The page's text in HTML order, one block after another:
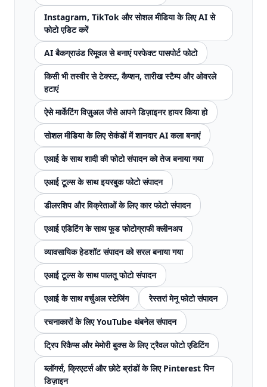
Instagram, TikTok और सोशल मीडिया के लिए AI से
फोटो एडिट करें
AI बैकग्राउंड रिमूवल से बनाएं परफेक्ट पासपोर्ट फोटो
किसी भी तस्वीर से टेक्स्ट, कैप्शन, तारीख स्टैम्प और ओवरले
हटाएं
ऐसे मार्केटिंग विज़ुअल जैसे आपने डिज़ाइनर हायर किया हो
सोशल मीडिया के लिए सेकंडों में शानदार AI कला बनाएं
एआई के साथ शादी की फोटो संपादन को तेज बनाया गया
एआई टूल्स के साथ इयरबुक फोटो संपादन
डीलरशिप और विक्रेताओं के लिए कार फोटो संपादन
एआई एडिटिंग के साथ फूड फोटोग्राफी क्लीनअप
व्यावसायिक हेडशॉट संपादन को सरल बनाया गया
एआई टूल्स के साथ पालतू फोटो संपादन
एआई के साथ वर्चुअल स्टेजिंग रेस्तरां मेनू फोटो संपादन
रचनाकारों के लिए YouTube थंबनेल संपादन
ट्रिप रिकैप्स और मेमोरी बुक्स के लिए ट्रैवल फोटो एडिटिंग
ब्लॉगर्स, क्रिएटर्स और छोटे ब्रांडों के लिए Pinterest पिन
डिज़ाइन